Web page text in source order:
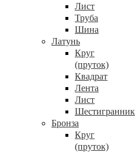
Лист
Труба
Шина
Латунь
Круг
(пруток)
Квадрат
Лента
Лист
Шестигранник
Бронза
Круг
(пруток)